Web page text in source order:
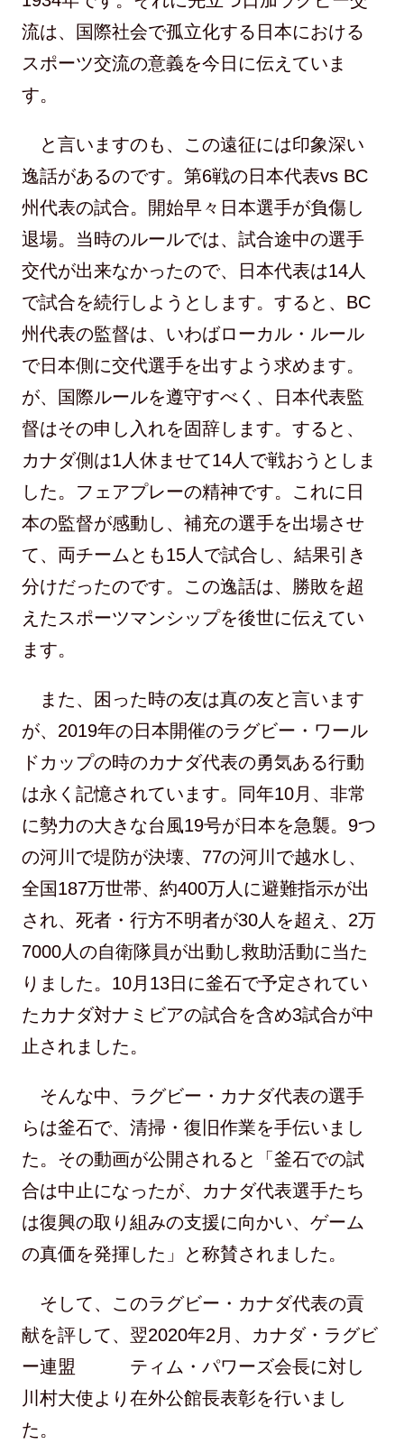
流は、国際社会で孤立化する日本における
スポーツ交流の意義を今日に伝えていま
す。
と言いますのも、この遠征には印象深い
逸話があるのです。第6戦の日本代表vs BC
州代表の試合。開始早々日本選手が負傷し
退場。当時のルールでは、試合途中の選手
交代が出来なかったので、日本代表は14人
で試合を続行しようとします。すると、BC
州代表の監督は、いわばローカル・ルール
で日本側に交代選手を出すよう求めます。
が、国際ルールを遵守すべく、日本代表監
督はその申し入れを固辞します。すると、
カナダ側は1人休ませて14人で戦おうとしま
した。フェアプレーの精神です。これに日
本の監督が感動し、補充の選手を出場させ
て、両チームとも15人で試合し、結果引き
分けだったのです。この逸話は、勝敗を超
えたスポーツマンシップを後世に伝えてい
ます。
また、困った時の友は真の友と言います
が、2019年の日本開催のラグビー・ワール
ドカップの時のカナダ代表の勇気ある行動
は永く記憶されています。同年10月、非常
に勢力の大きな台風19号が日本を急襲。9つ
の河川で堤防が決壊、77の河川で越水し、
全国187万世帯、約400万人に避難指示が出
され、死者・行方不明者が30人を超え、2万
7000人の自衛隊員が出動し救助活動に当た
りました。10月13日に釜石で予定されてい
たカナダ対ナミビアの試合を含め3試合が中
止されました。
そんな中、ラグビー・カナダ代表の選手
らは釜石で、清掃・復旧作業を手伝いまし
た。その動画が公開されると「釜石での試
合は中止になったが、カナダ代表選手たち
は復興の取り組みの支援に向かい、ゲーム
の真価を発揮した」と称賛されました。
そして、このラグビー・カナダ代表の貢
献を評して、翌2020年2月、カナダ・ラグビ
ー連盟 ティム・パワーズ会長に対し
川村大使より在外公館長表彰を行いまし
た。